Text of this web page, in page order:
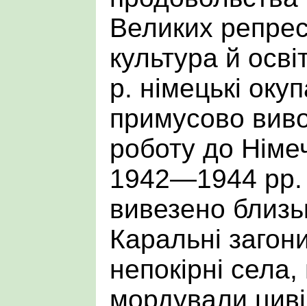
Великих
культура й
р. німецькі
примусово
роботу до
1942—1944 рр.
вивезено
Каральні
непокірні
мордували